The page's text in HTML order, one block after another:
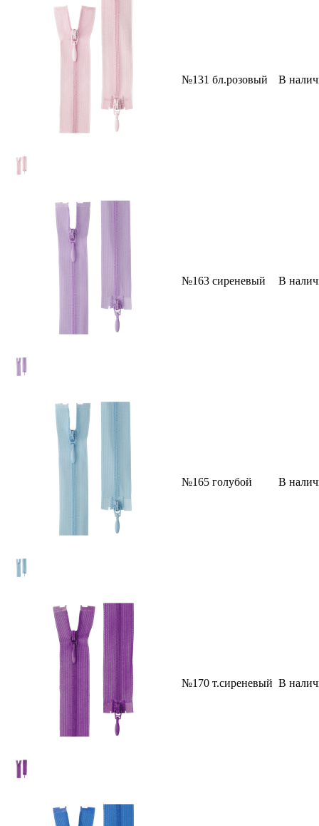
№131 бл.розовый В
№163 сиреневый В
№165 голубой В
№170 т.сиреневый В